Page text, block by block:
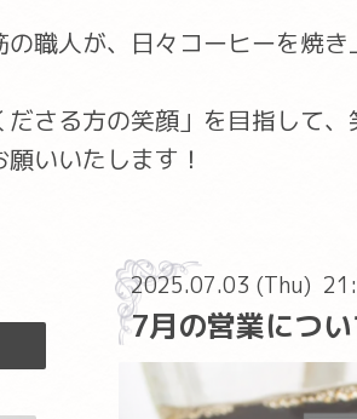
職人が、日々コーヒーを焼き
さる方の笑顔」を目指して、
いいたします！
2025.07.03 (Thu)
7月の営業につ